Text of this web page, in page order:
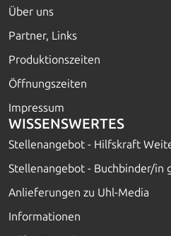
Über uns
Partner, Links
Produktionszeiten
Öffnungszeiten
Impressum
WISSENSWERTES
Stellenangebot - Hilfskraft
Stellenangebot - Buchbinder/in
Anlieferungen zu Uhl-Media
Informationen